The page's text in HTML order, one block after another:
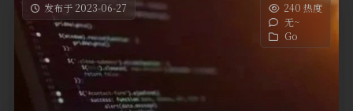
发布于 2023-06-27
240 热度
无~
Go